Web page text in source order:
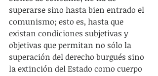
superarse sino hasta bien entrado el
comunismo; esto es, hasta que
existan condiciones subjetivas y
objetivas que permitan no sólo la
superación del derecho burgués sino
la extinción del Estado como cuerpo